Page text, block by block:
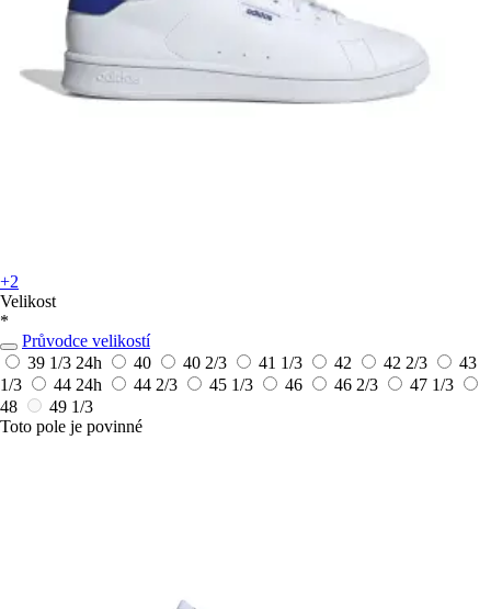
+2
Velikost
*
Průvodce velikostí
39 1/3 24h 40 40 2/3 41 1/3 42 42 2/3
43
1/3
44 24h 44 2/3 45 1/3 46 46 2/3
47 1/3
48
49 1/3
Toto pole je povinné